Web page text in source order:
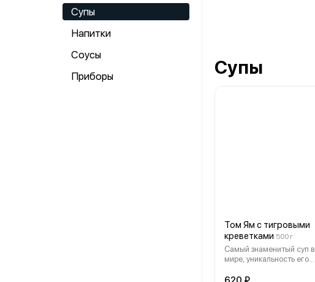
Супы
Напитки
Соусы
Приборы
Супы
Том Ям с тигровыми
креветками 500 г
Самый знаменитый суп в
мире, уникальность его
совершенству вкусового